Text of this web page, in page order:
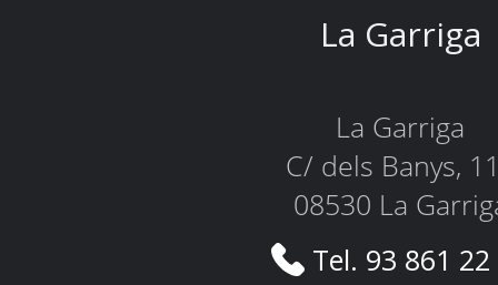
La Garriga
La Garriga
C/ dels Banys,
08530 La
Tel. 93 861